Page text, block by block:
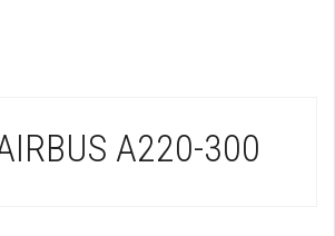
A220-300